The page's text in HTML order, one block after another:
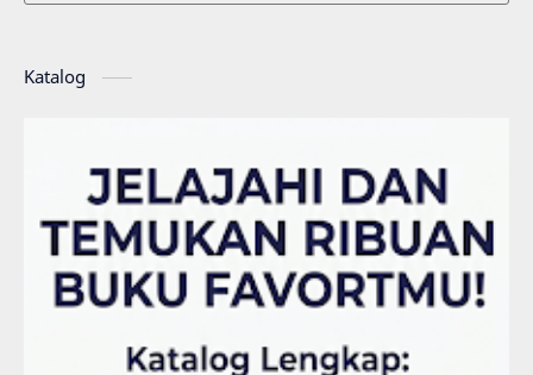
Katalog